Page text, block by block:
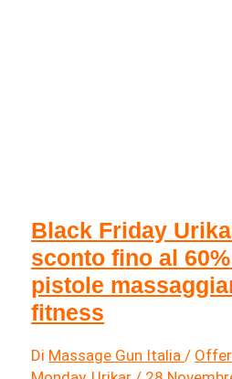
Black Friday
sconto fino al
pistole
fitness
Di Massage Gun Italia /